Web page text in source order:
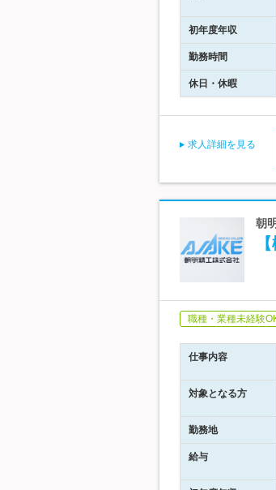
初年度年収
勤務時間
休日・休暇
求人詳細を見る
朝
職種・業種未経験
仕事内容
対象となる方
勤務地
給与